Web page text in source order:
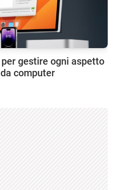
gestire ogni aspetto
computer